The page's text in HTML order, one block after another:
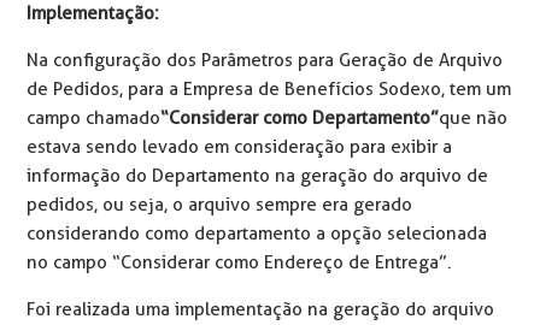
Implementação:
Na configuração dos Parâmetros para Geração de Arquivo
de Pedidos, para a Empresa de Benefícios Sodexo, tem um
campo chamado“Considerar como Departamento”que não
estava sendo levado em consideração para exibir a
informação do Departamento na geração do arquivo de
pedidos, ou seja, o arquivo sempre era gerado
considerando como departamento a opção selecionada
no campo “Considerar como Endereço de Entrega”.
Foi realizada uma implementação na geração do arquivo